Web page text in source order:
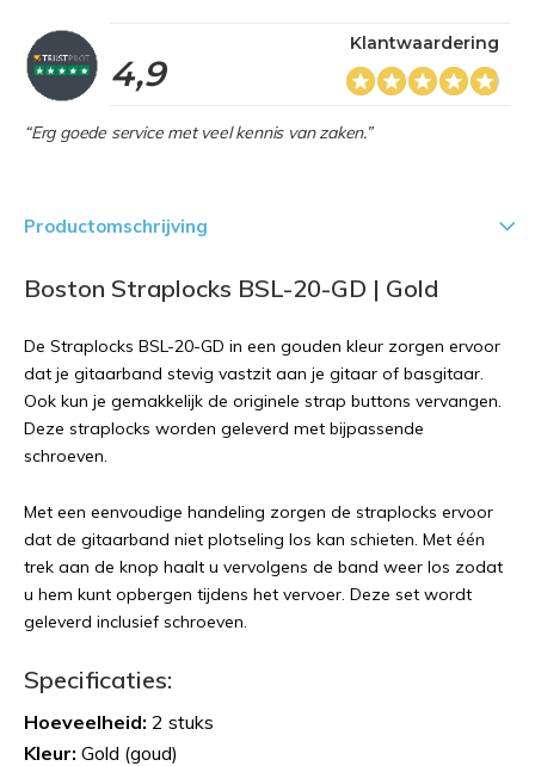
4,9
Klantwaardering
“Erg goede service met veel kennis van zaken.”
Productomschrijving
Boston Straplocks BSL-20-GD | Gold
De Straplocks BSL-20-GD in een gouden kleur zorgen ervoor
dat je gitaarband stevig vastzit aan je gitaar of basgitaar.
Ook kun je gemakkelijk de originele strap buttons vervangen.
Deze straplocks worden geleverd met bijpassende
schroeven.
Met een eenvoudige handeling zorgen de straplocks ervoor
dat de gitaarband niet plotseling los kan schieten. Met één
trek aan de knop haalt u vervolgens de band weer los zodat
u hem kunt opbergen tijdens het vervoer. Deze set wordt
geleverd inclusief schroeven.
Specificaties:
Hoeveelheid: 2 stuks
Kleur: Gold (goud)